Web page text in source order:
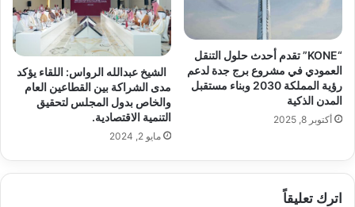
“KONE” تقدم أحدث حلول التنقل
العمودي في مشروع برج جدة لدعم
رؤية المملكة 2030 وبناء مستقبل
المدن الذكية
أكتوبر 8, 2025
الشيخ عبدالله الرواس: اللقاء يؤكد
مدى الشراكة بين القطاعين العام
والخاص بدول المجلس لتحقيق
التنمية الاقتصادية.
مايو 2, 2024
اترك تعليقاً